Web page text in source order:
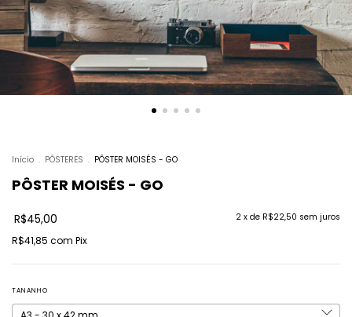
Início . PÔSTERES . PÔSTER MOISÉS - GO
PÔSTER MOISÉS - GO
R$45,00 2 x de R$22,50 sem juros
R$41,85 com Pix
TANANHO